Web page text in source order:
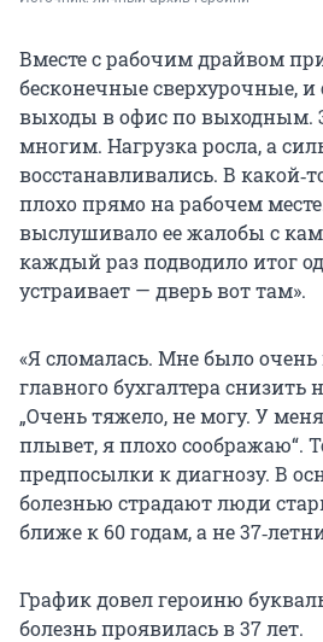
Вместе с рабочим драйвом
бесконечные сверхурочные, и
выходы в офис по выходным.
многим. Нагрузка росла, а
восстанавливались. В
плохо прямо на рабочем
выслушивало ее жалобы с
каждый раз подводило итог
устраивает — дверь вот там».
«Я сломалась. Мне было очень
главного бухгалтера снизить
„Очень тяжело, не могу. У
плывет, я плохо соображаю“.
предпосылки к диагнозу. В
болезнью страдают люди
ближе к 60 годам, а не
График довел героиню
болезнь проявилась в 37 лет.